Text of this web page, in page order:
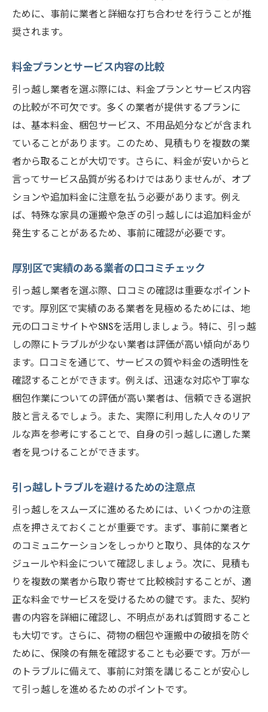
ために、事前に業者と詳細な打ち合わせを行うことが推
奨されます。
料金プランとサービス内容の比較
引っ越し業者を選ぶ際には、料金プランとサービス内容
の比較が不可欠です。多くの業者が提供するプランに
は、基本料金、梱包サービス、不用品処分などが含まれ
ていることがあります。このため、見積もりを複数の業
者から取ることが大切です。さらに、料金が安いからと
言ってサービス品質が劣るわけではありませんが、オプ
ションや追加料金に注意を払う必要があります。例え
ば、特殊な家具の運搬や急ぎの引っ越しには追加料金が
発生することがあるため、事前に確認が必要です。
厚別区で実績のある業者の口コミチェック
引っ越し業者を選ぶ際、口コミの確認は重要なポイント
です。厚別区で実績のある業者を見極めるためには、地
元の口コミサイトやSNSを活用しましょう。特に、引っ越
しの際にトラブルが少ない業者は評価が高い傾向があり
ます。口コミを通じて、サービスの質や料金の透明性を
確認することができます。例えば、迅速な対応や丁寧な
梱包作業についての評価が高い業者は、信頼できる選択
肢と言えるでしょう。また、実際に利用した人々のリア
ルな声を参考にすることで、自身の引っ越しに適した業
者を見つけることができます。
引っ越しトラブルを避けるための注意点
引っ越しをスムーズに進めるためには、いくつかの注意
点を押さえておくことが重要です。まず、事前に業者と
のコミュニケーションをしっかりと取り、具体的なスケ
ジュールや料金について確認しましょう。次に、見積も
りを複数の業者から取り寄せて比較検討することが、適
正な料金でサービスを受けるための鍵です。また、契約
書の内容を詳細に確認し、不明点があれば質問すること
も大切です。さらに、荷物の梱包や運搬中の破損を防ぐ
ために、保険の有無を確認することも必要です。万が一
のトラブルに備えて、事前に対策を講じることが安心し
て引っ越しを進めるためのポイントです。